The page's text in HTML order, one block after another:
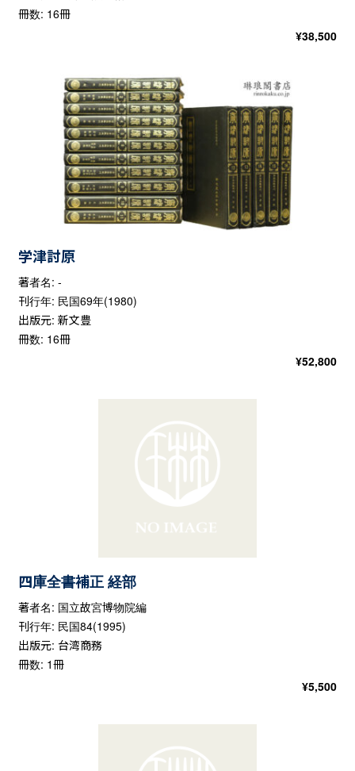
冊数: 16冊
¥38,500
学津討原
著者名: -
刊行年: 民国69年(1980)
出版元: 新文豊
冊数: 16冊
¥52,800
四庫全書補正 経部
著者名: 国立故宮博物院編
刊行年: 民国84(1995)
出版元: 台湾商務
冊数: 1冊
¥5,500